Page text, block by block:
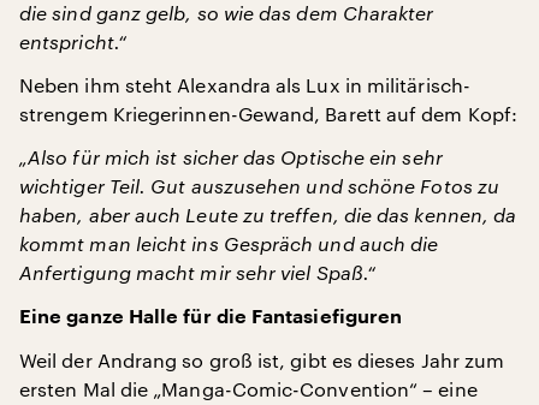
die sind ganz gelb, so wie das dem Charakter
entspricht.“
Neben ihm steht Alexandra als Lux in militärisch-
strengem Kriegerinnen-Gewand, Barett auf dem Kopf:
„Also für mich ist sicher das Optische ein sehr
wichtiger Teil. Gut auszusehen und schöne Fotos zu
haben, aber auch Leute zu treffen, die das kennen, da
kommt man leicht ins Gespräch und auch die
Anfertigung macht mir sehr viel Spaß.“
Eine ganze Halle für die Fantasiefiguren
Weil der Andrang so groß ist, gibt es dieses Jahr zum
ersten Mal die „Manga-Comic-Convention“ – eine